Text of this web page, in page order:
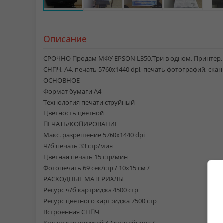
Описание
СРОЧНО Продам МФУ EPSON L350.Три в одном.
СНПЧ, A4, печать 5760x1440 dpi, печать фотографий,
ОСНОВНОЕ
Формат бумаги A4
Технология печати струйный
Цветность цветной
ПЕЧАТЬ/КОПИРОВАНИЕ
Макс. разрешение 5760x1440 dpi
Ч/б печать 33 стр/мин
Цветная печать 15 стр/мин
Фотопечать 69 сек/стр / 10x15 см /
РАСХОДНЫЕ МАТЕРИАЛЫ
Ресурс ч/б картриджа 4500 стр
Ресурс цветного картриджа 7500 стр
Встроенная СНПЧ